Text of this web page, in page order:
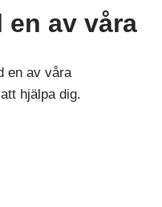
av våra
en av våra
hjälpa dig.